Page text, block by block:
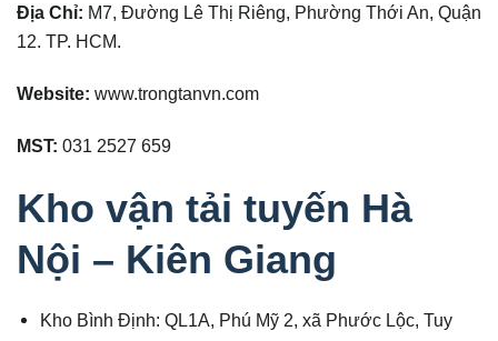
Địa Chỉ: M7, Đường Lê Thị Riêng, Phường Thới An, Quận
12. TP. HCM.
Website: www.trongtanvn.com
MST: 031 2527 659
Kho vận tải tuyến Hà
Nội – Kiên Giang
Kho Bình Định: QL1A, Phú Mỹ 2, xã Phước Lộc, Tuy